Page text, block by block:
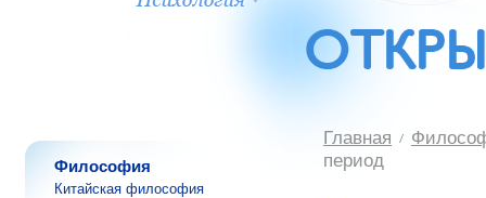
Философия
Китайская философия
Главная
период